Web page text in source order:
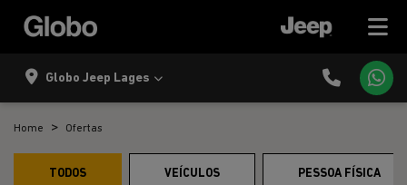
Globo Jeep Lages
Home Ofertas
TODOS VEÍCULOS PESSOA FÍSICA